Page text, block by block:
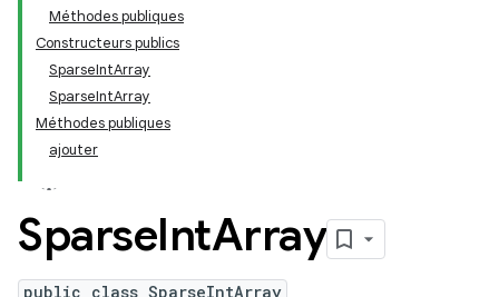
Méthodes publiques
Constructeurs publics
SparseIntArray
SparseIntArray
Méthodes publiques
ajouter
SparseIntArray
public class SparseIntArray